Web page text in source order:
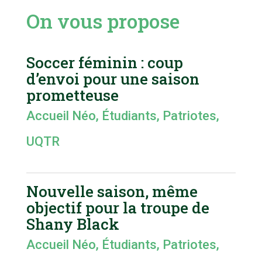
On vous propose
Soccer féminin : coup
d’envoi pour une saison
prometteuse
Accueil Néo, Étudiants, Patriotes,
UQTR
Nouvelle saison, même
objectif pour la troupe de
Shany Black
Accueil Néo, Étudiants, Patriotes,